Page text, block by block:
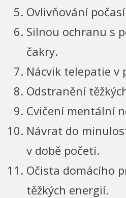
Ovlivňování
Silnou ochranu s
čakry.
Nácvik telepatie v
Odstranění
Cvičení mentální
Návrat do
v době početí.
Očista domácího
těžkých energií.